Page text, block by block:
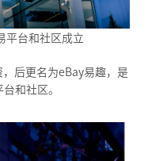
平台和社区成立
后更名为eBay易趣，是
和社区。